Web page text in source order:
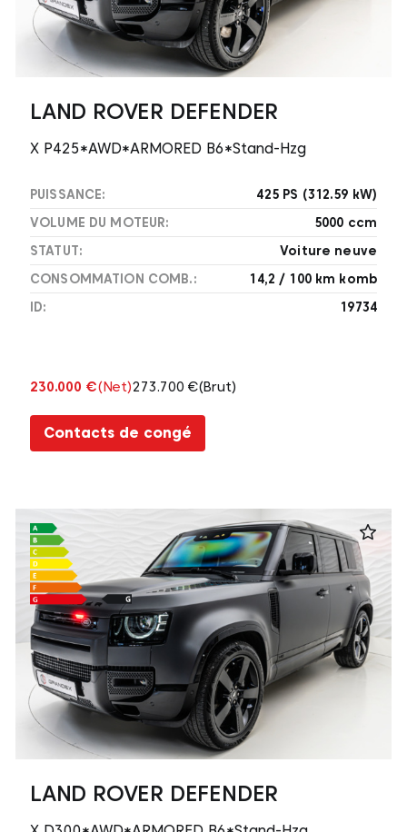
LAND ROVER DEFENDER
X P425*AWD*ARMORED B6*Stand-Hzg
PUISSANCE:
425 PS (312.59 kW)
VOLUME DU MOTEUR:
5000 ccm
STATUT:
Voiture neuve
CONSOMMATION COMB.:
14,2 / 100 km komb
ID:
19734
230.000 €(Net)273.700 €(Brut)
Contacts de congé
LAND ROVER DEFENDER